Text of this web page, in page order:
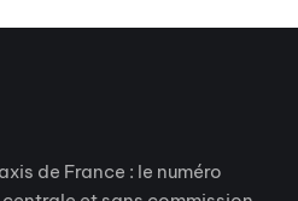
de France : le numéro